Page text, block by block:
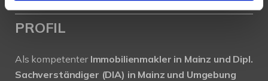
PROFIL
Als kompetenter Immobilienmakler in Mainz und Dipl.
Sachverständiger (DIA) in Mainz und Umgebung